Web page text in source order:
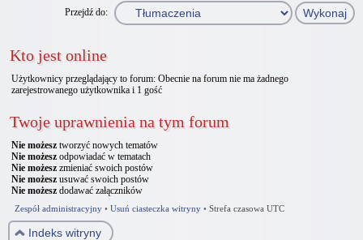
Przejdź do:
Kto jest online
Użytkownicy przeglądający to forum: Obecnie na forum nie ma żadnego
zarejestrowanego użytkownika i 1 gość
Twoje uprawnienia na tym forum
Nie możesz tworzyć nowych tematów
Nie możesz odpowiadać w tematach
Nie możesz zmieniać swoich postów
Nie możesz usuwać swoich postów
Nie możesz dodawać załączników
Zespół administracyjny • Usuń ciasteczka witryny • Strefa czasowa UTC
Indeks witryny